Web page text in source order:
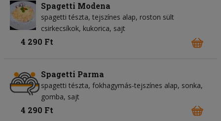
Spagetti Modena
spagetti tészta tejszínes alap roston sült
csirkecsíkok kukorica sajt
4 290 Ft
Spagetti Parma
spagetti tészta fokhagymás-tejszínes alap sonka
gomba sajt
4 290 Ft